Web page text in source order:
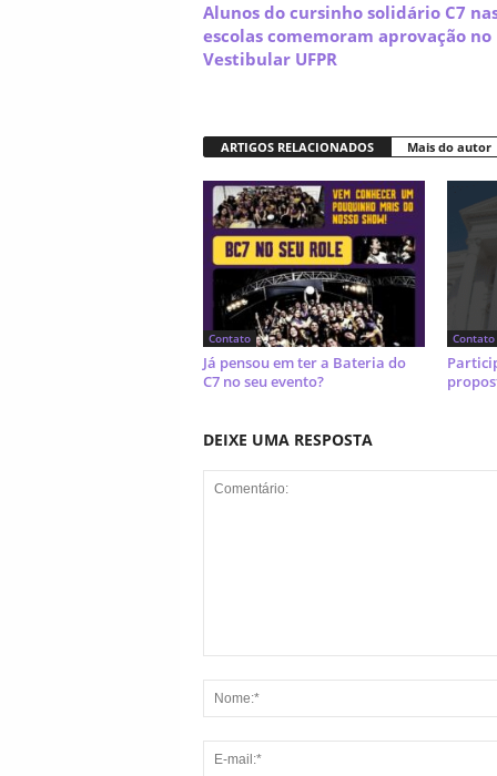
Alunos do cursinho solidário C7
escolas comemoram aprovação no
Vestibular UFPR
ARTIGOS RELACIONADOS Mais do autor
Contato
Já pensou em ter a Bateria do
C7 no seu evento?
Contato
DEIXE UMA RESPOSTA